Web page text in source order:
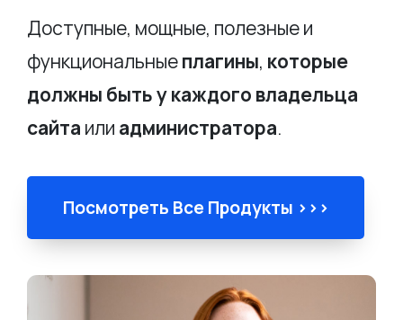
Доступные, мощные, полезные и
функциональныеплагины, которые
должны быть у каждого владельца
сайта или администратора.
Посмотреть Все Продукты >>>